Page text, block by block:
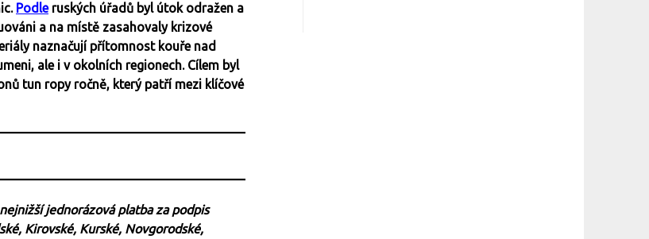
Podleruských úřadů byl útok odražen a
a na místě zasahovaly krizové
naznačují přítomnost kouře nad
ale i v okolních regionech. Cílem byl
tun ropy ročně, který patří mezi klíčové
jednorázová platba za podpis
Kirovské, Kurské, Novgorodské,